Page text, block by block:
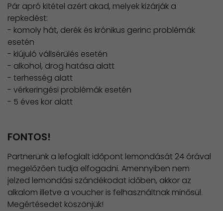
Pár apró kitétel azért akad, melyek kizárják a
repkedést:
- komoly hát, derék és krónikus gerinc problémák
esetén
- kiújuló vállsérülés esetén
- alkohol, drog hatása alatt
- terhesség alatt
- vérkeringési problémák esetén
- 5 éves kor alatt
FONTOS!
Partnerünk a lefoglalt időpont lemondását 24 órával
megelőzően tudja elfogadni. Amennyiben nem
jelzed lemondási szándékodat időben, akkor az
alkalom illetve a voucher is felhasználtnak minősül.
Megértésedet köszönjük!